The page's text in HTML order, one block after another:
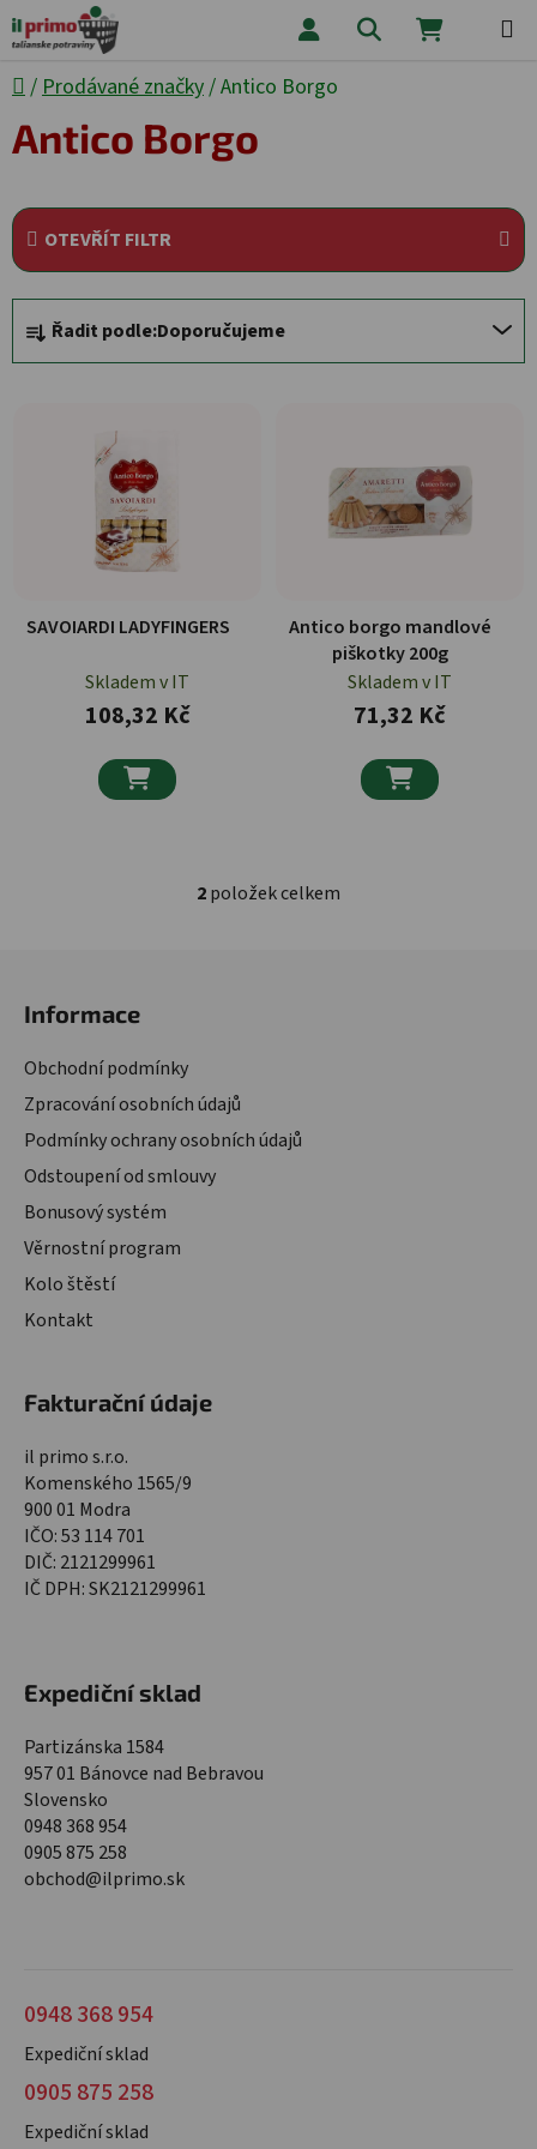
Přejít na obsah Hledat
Domů
/ Prodávané značky/Antico Borgo
Antico Borgo
OTEVŘÍT FILTR
Řazení produktů
Řadit podle:Doporučujeme
SAVOIARDI LADYFINGERS
Skladem v IT
108,32 Kč

Antico borgo mandlové
piškotky 200g
Skladem v IT
71,32 Kč

Ovládací prvky výpisu
2položek celkem
Informace
Obchodní podmínky
Zpracování osobních údajů
Podmínky ochrany osobních údajů
Odstoupení od smlouvy
Bonusový systém
Věrnostní program
Kolo štěstí
Kontakt
Fakturační údaje
il primo s.r.o.
Komenského 1565/9
900 01 Modra
IČO: 53 114 701
DIČ: 2121299961
IČ DPH: SK2121299961
Expediční sklad
Partizánska 1584
957 01 Bánovce nad Bebravou
Slovensko
0948 368 954
0905 875 258
obchod@ilprimo.sk
0948 368 954
Expediční sklad
0905 875 258
Expediční sklad